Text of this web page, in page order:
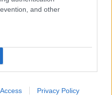
and other
Privacy Policy